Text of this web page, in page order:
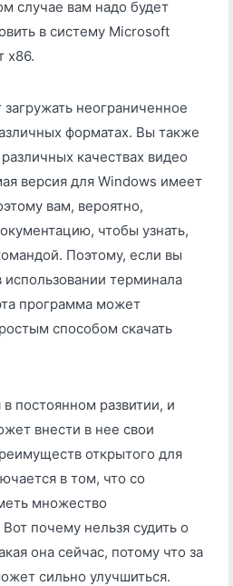
случае вам надо будет
в систему Microsoft
x86.
неограниченное
форматах. Вы также
качествах видео
версия для Windows имеет
вам, вероятно,
чтобы узнать,
Поэтому, если вы
терминала
программа может
способом скачать
постоянном развитии, и
внести в нее свои
открытого для
в том, что со
множество
почему нельзя судить о
она сейчас, потому что за
сильно улучшиться.